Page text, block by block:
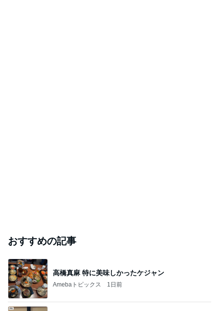
おすすめの記事
高橋真麻 特に美味しかったケジャン
Amebaトピックス 1日前